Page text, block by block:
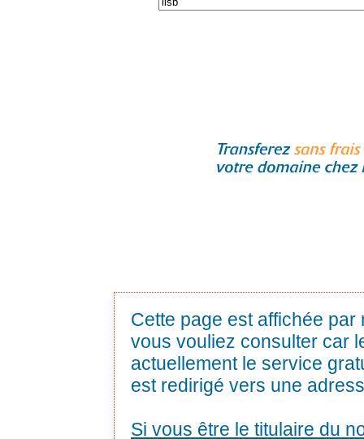
Cette page est affichée
vous vouliez consulter car
actuellement le service
est redirigé vers une
Si vous être le titulaire du